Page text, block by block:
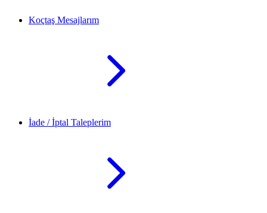
Koçtaş Mesajlarım
İade / İptal Taleplerim